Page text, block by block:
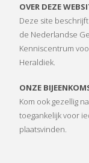
OVER DEZE
Deze site
de Nederlandse
Kenniscentrum
Heraldiek.
ONZE
Kom ook gezellig
toegankelijk voor
plaatsvinden.